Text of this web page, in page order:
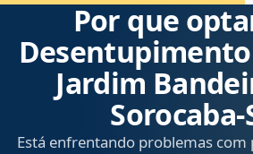
Por que
Jardim
Está enfrentando problemas com